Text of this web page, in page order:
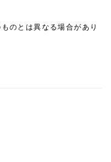
のとは異なる場合があり